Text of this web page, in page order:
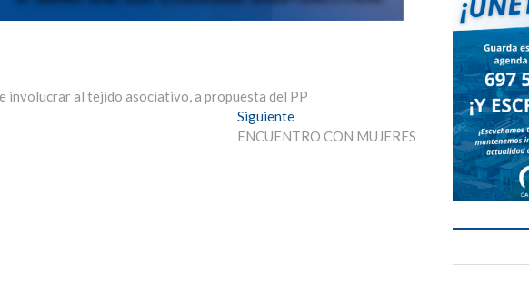
involucrar al tejido asociativo, a propuesta del PP
SiguienteEntrada
siguiente:
ENCUENTRO CON MUJERES